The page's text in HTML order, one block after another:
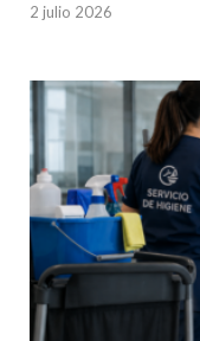
2 julio 2026